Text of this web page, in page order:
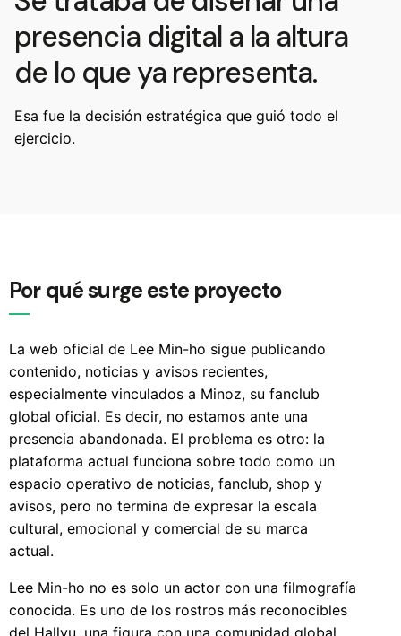
presencia digital a la altura
de lo que ya representa.
Esa fue la decisión estratégica que guió todo el
ejercicio.
Por qué surge este proyecto
La web oficial de Lee Min-ho sigue publicando
contenido, noticias y avisos recientes,
especialmente vinculados a Minoz, su fanclub
global oficial. Es decir, no estamos ante una
presencia abandonada. El problema es otro: la
plataforma actual funciona sobre todo como un
espacio operativo de noticias, fanclub, shop y
avisos, pero no termina de expresar la escala
cultural, emocional y comercial de su marca
actual.
Lee Min-ho no es solo un actor con una filmografía
conocida. Es uno de los rostros más reconocibles
del Hallyu, una figura con una comunidad global